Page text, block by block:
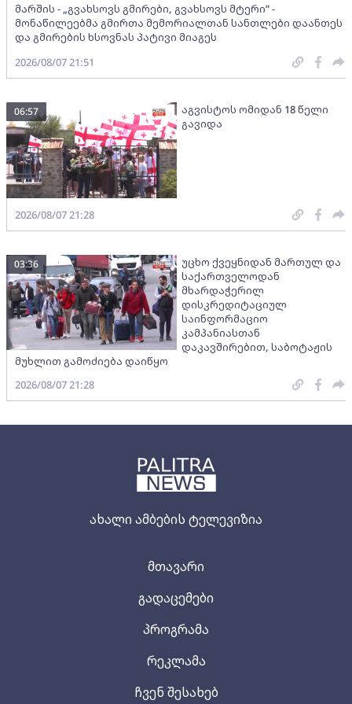
ახალი ამბების ტელევიზია
მთავარი
გადაცემები
პროგრამა
რეკლამა
ჩვენ შესახებ
მარშის - „გვახსოვს გმირები, გვახსოვს მტერი” -
მონაწილეებმა გმირთა მემორიალთან სანთლები დაანთეს
და გმირების ხსოვნას პატივი მიაგეს
2026/08/07 21:51
აგვისტოს ომიდან 18 წელი
გავიდა
06:57
2026/08/07 21:28
უცხო ქვეყნიდან მართულ და
საქართველოდან
მხარდაჭერილ
დისკრედიტაციულ
საინფორმაციო
კამპანიასთან
დაკავშირებით, საბოტაჟის
მუხლით გამოძიება დაიწყო
03:36
2026/08/07 21:28